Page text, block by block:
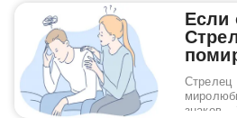
Если
знаков